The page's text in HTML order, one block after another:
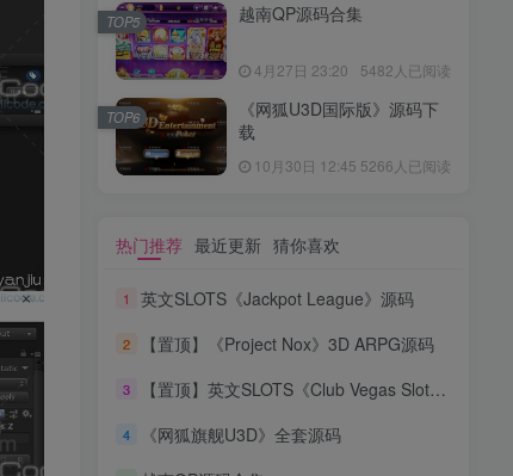
越南QP源码合集
4月27日 23:20 5482人已阅读
TOP5
《网狐U3D国际版》源码下
载
10月30日 12:45 5266人已阅读
TOP6
热门推荐 最近更新 猜你喜欢
1 英文SLOTS《Jackpot League》源码
2 【置顶】《Project Nox》3D ARPG源码
3 【置顶】英文SLOTS《Club Vegas Slots》源码
4 《网狐旗舰U3D》全套源码